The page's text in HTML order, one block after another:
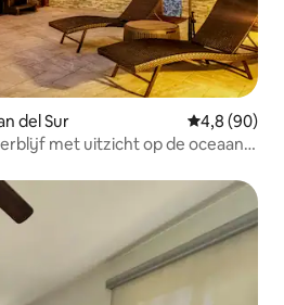
del Sur Gemiddelde
4,8 (90)
met uitzicht op de oceaan,